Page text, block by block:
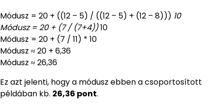
Módusz = 20 + ((12 – 5) / ((12 – 5) + (12 – 8))) 10
Módusz = 20 + (7 / (7+4))10
Módusz = 20 + (7 / 11) * 10
Módusz ≈ 20 + 6,36
Módusz ≈ 26,36
Ez azt jelenti, hogy a módusz ebben a csoportosított
példában kb. 26,36 pont.